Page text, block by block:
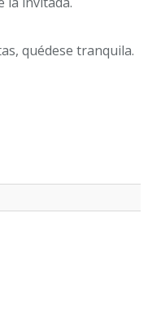
quédese tranquila.